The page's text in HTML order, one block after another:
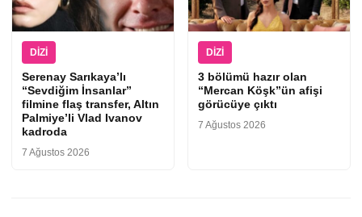
DIZI
Serenay Sarıkaya’lı
“Sevdiğim İnsanlar”
filmine flaş transfer, Altın
Palmiye’li Vlad Ivanov
kadroda
7 Ağustos 2026
DIZI
3 bölümü hazır olan
“Mercan Köşk”ün afişi
görücüye çıktı
7 Ağustos 2026